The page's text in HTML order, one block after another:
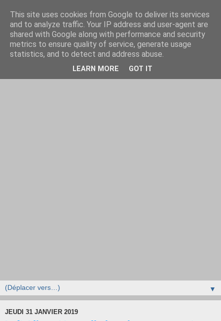
▼
JEUDI 31 JANVIER 2019
This site uses cookies from Google to deliver its services
and to analyze traffic. Your IP address and user-agent are
shared with Google along with performance and security
metrics to ensure quality of service, generate usage
statistics, and to detect and address abuse.
LEARN MORE GOT IT